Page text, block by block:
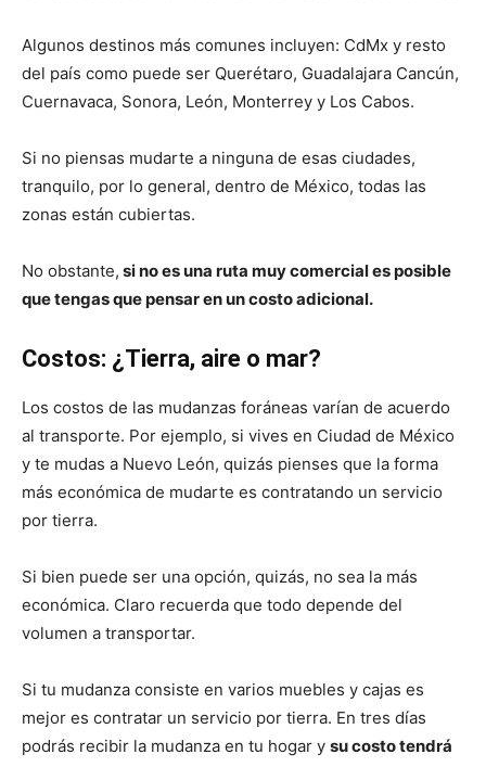
Algunos destinos más comunes incluyen: CdMx y resto
del país como puede ser Querétaro, Guadalajara Cancún,
Cuernavaca, Sonora, León, Monterrey y Los Cabos.
Si no piensas mudarte a ninguna de esas ciudades,
tranquilo, por lo general, dentro de México, todas las
zonas están cubiertas.
No obstante, si no es una ruta muy comercial es posible
que tengas que pensar en un costo adicional.
Costos: ¿Tierra, aire o mar?
Los costos de las mudanzas foráneas varían de acuerdo
al transporte. Por ejemplo, si vives en Ciudad de México
y te mudas a Nuevo León, quizás pienses que la forma
más económica de mudarte es contratando un servicio
por tierra.
Si bien puede ser una opción, quizás, no sea la más
económica. Claro recuerda que todo depende del
volumen a transportar.
Si tu mudanza consiste en varios muebles y cajas es
mejor es contratar un servicio por tierra. En tres días
podrás recibir la mudanza en tu hogar y su costo tendrá